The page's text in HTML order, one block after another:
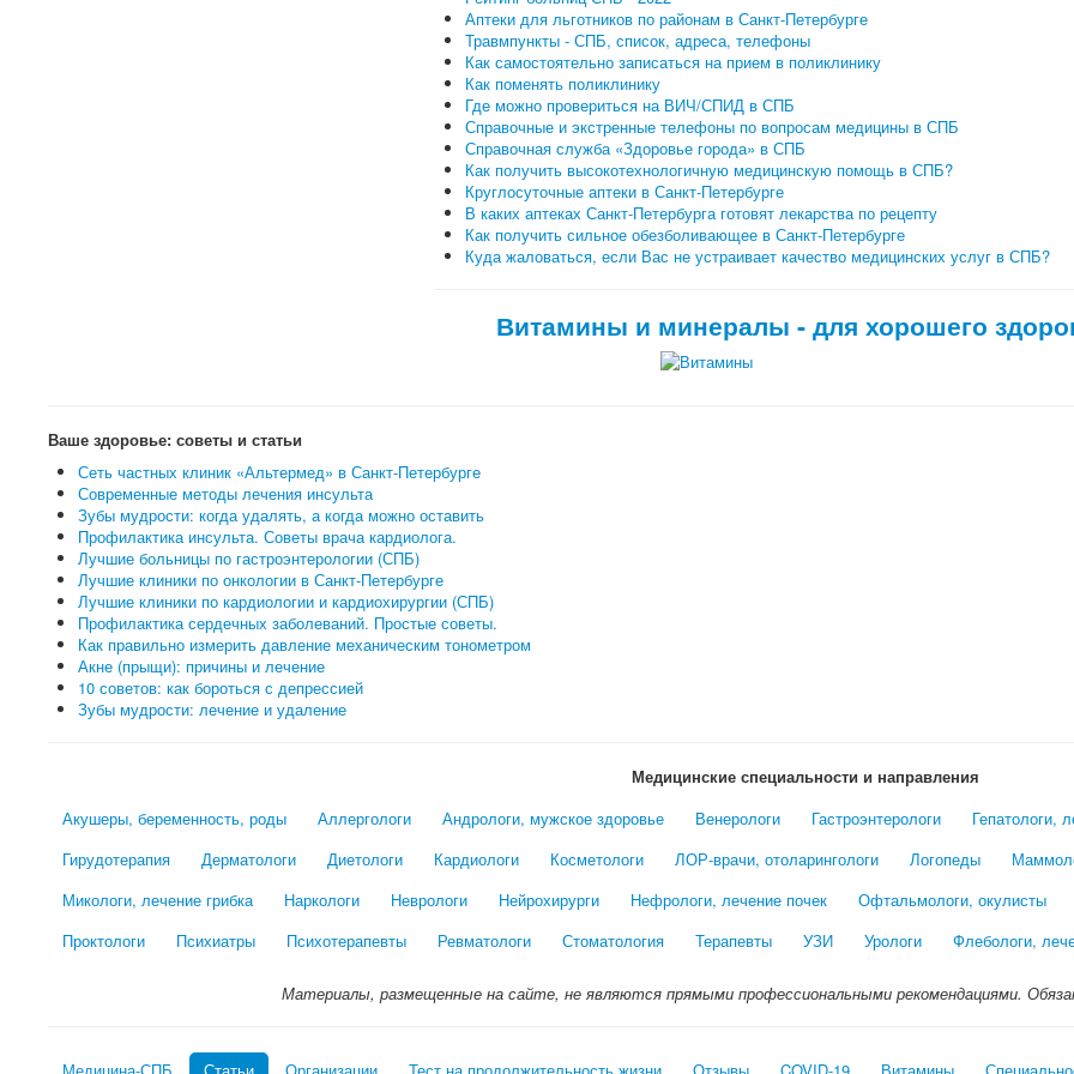
Аптеки для льготников по районам в Санкт-Петербурге
Травмпункты - СПБ, список, адреса, телефоны
Как самостоятельно записаться на прием в поликлинику
Как поменять поликлинику
Где можно провериться на ВИЧ/СПИД в СПБ
Справочные и экстренные телефоны по вопросам медицины в СПБ
Справочная служба «Здоровье города» в СПБ
Как получить высокотехнологичную медицинскую помощь в СПБ?
Круглосуточные аптеки в Санкт-Петербурге
В каких аптеках Санкт-Петербурга готовят лекарства по рецепту
Как получить сильное обезболивающее в Санкт-Петербурге
Куда жаловаться, если Вас не устраивает качество медицинских услуг в СПБ?
Витамины и минералы - для хорошего
Ваше здоровье: советы и статьи
Сеть частных клиник «Альтермед» в Санкт-Петербурге
Современные методы лечения инсульта
Зубы мудрости: когда удалять, а когда можно оставить
Профилактика инсульта. Советы врача кардиолога.
Лучшие больницы по гастроэнтерологии (СПБ)
Лучшие клиники по онкологии в Санкт-Петербурге
Лучшие клиники по кардиологии и кардиохирургии (СПБ)
Профилактика сердечных заболеваний. Простые советы.
Как правильно измерить давление механическим тонометром
Акне (прыщи): причины и лечение
10 советов: как бороться с депрессией
Зубы мудрости: лечение и удаление
Медицинские специальности и направления
Акушеры, беременность, роды
Аллергологи Андрологи, мужское здоровье Венерологи Гастроэнтерологи
Гепатологи,
Гирудотерапия
Дерматологи Диетологи Кардиологи Косметологи ЛОР-врачи, отоларингологи Логопеды
Микологи, лечение грибка
Наркологи Неврологи Нейрохирурги Нефрологи, лечение почек
Офтальмологи, окулисты
Проктологи
Психиатры Психотерапевты Ревматологи Стоматология Терапевты УЗИ Урологи Флебологи,
Материалы, размещенные на сайте, не являются прямыми профессиональными рекомендациями.